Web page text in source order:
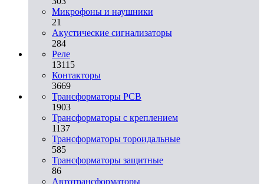
Микрофоны и наушники
21
Акустические сигнализаторы
284
Реле
13115
Контакторы
3669
Трансформаторы PCB
1903
Трансформаторы с креплением
1137
Трансформаторы тороидальные
585
Трансформаторы защитные
86
Автотрансформаторы